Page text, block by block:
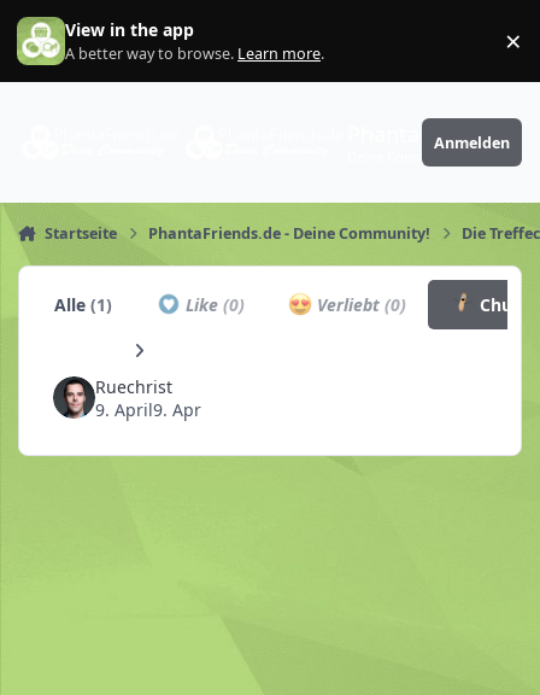
Zum Inhalt springen
View in the app
A better way to browse. Learn more. ×
PhantaFriends.de
Anmelden
Startseite PhantaFriends.de - Deine Community! Die
Alle(1) Like (0) Verliebt(0)
Ruechrist
9. April9. Apr